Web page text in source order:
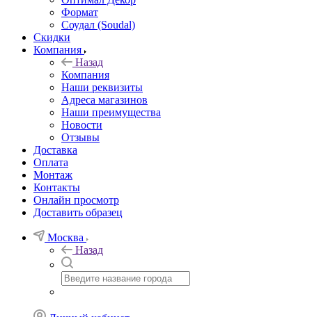
Формат
Соудал (Soudal)
Скидки
Компания
Назад
Компания
Наши реквизиты
Адреса магазинов
Наши преимущества
Новости
Отзывы
Доставка
Оплата
Монтаж
Контакты
Онлайн просмотр
Доставить образец
Москва
Назад